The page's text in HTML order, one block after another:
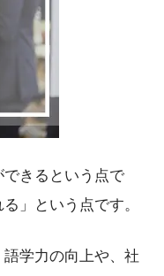
きるという点で
」という点です。
学力の向上や、社